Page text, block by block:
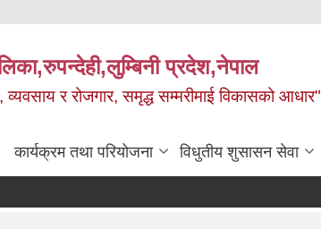
प्रदेश,नेपाल
व्यवसाय र रोजगार, समृद्ध सम्मरीमाई विकासको आधार"
कार्यक्रम तथा परियोजना विधुतीय शुसासन सेवा